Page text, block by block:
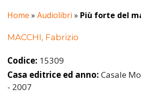
Home » Audiolibri » Più forte del
MACCHI, Fabrizio
Codice: 15309
Casa editrice ed anno: Casale
- 2007